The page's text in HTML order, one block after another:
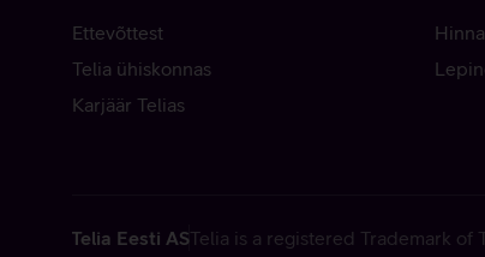
Ettevõttest
Telia ühiskonnas
Karjäär Telias
Telia Eesti ASTelia is a registered Trademark of